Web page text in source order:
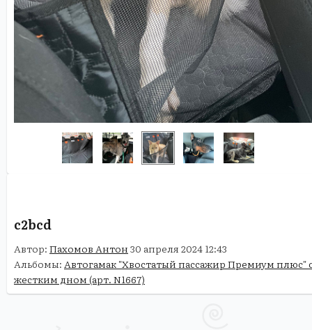
c2bcd
Автор: Пахомов Антон 30 апреля 2024 12:43
Альбомы: Автогамак "Хвостатый пассажир Премиум плюс"
жестким дном (арт. N1667)